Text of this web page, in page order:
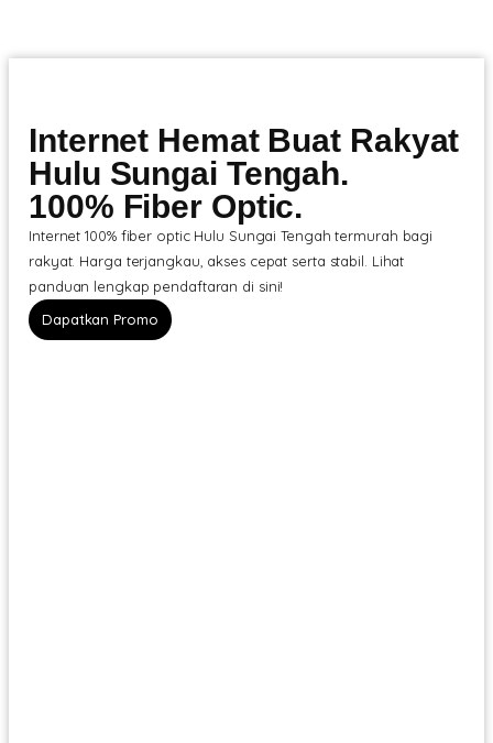
Internet Hemat Buat Rakyat
Hulu Sungai Tengah.
100% Fiber Optic.
Internet 100% fiber optic Hulu Sungai Tengah termurah bagi
rakyat. Harga terjangkau, akses cepat serta stabil. Lihat
panduan lengkap pendaftaran di sini!
Dapatkan Promo